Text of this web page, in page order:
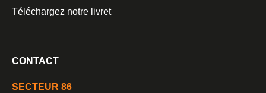
Téléchargez notre livret
CONTACT
SECTEUR 86